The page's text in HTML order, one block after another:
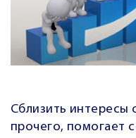
Сблизить
прочего, помогает